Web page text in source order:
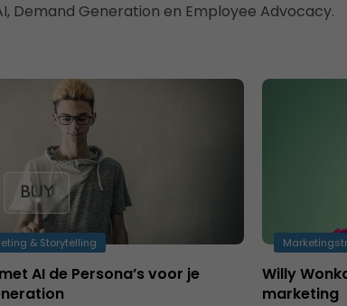
Demand Generation en Employee Advocacy.
& Storytelling
AI de Persona’s voor je
Willy
marketing